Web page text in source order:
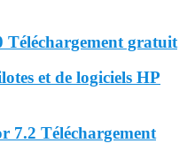
Téléchargement gratuit
et de logiciels HP
7.2 Téléchargement